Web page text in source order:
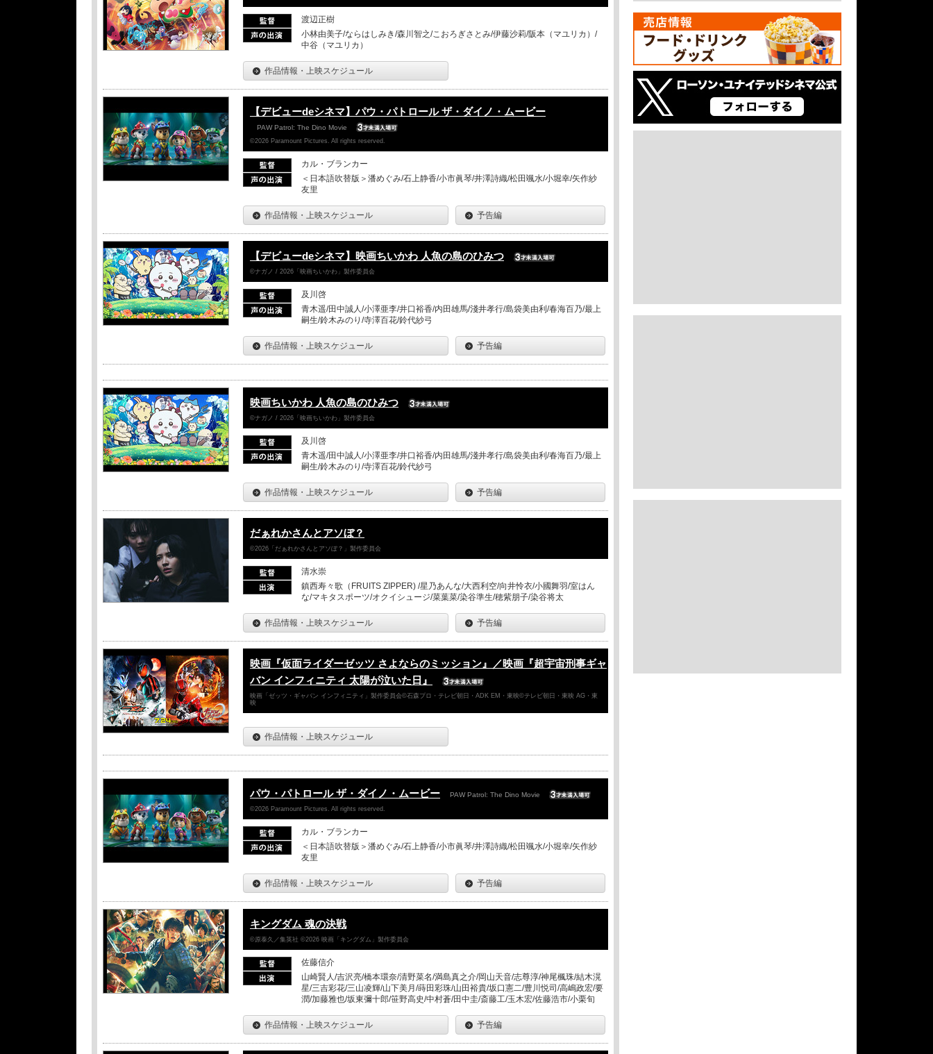
渡辺正樹
小林由美子/ならはしみき/森川智之/こおろぎさとみ/伊藤沙莉/阪本（マユリカ）/
中谷（マユリカ）
作品情報・上映スケジュール
【デビューdeシネマ】パウ・パトロール ザ・ダイノ・ムービー
PAW Patrol: The Dino Movie
©2026 Paramount Pictures. All rights reserved.
カル・ブランカー
＜日本語吹替版＞潘めぐみ/石上静香/小市眞琴/井澤詩織/松田颯水/小堀幸/矢作紗
友里
作品情報・上映スケジュール 予告編
【デビューdeシネマ】映画ちいかわ 人魚の島のひみつ
©ナガノ / 2026「映画ちいかわ」製作委員会
及川啓
青木遥/田中誠人/小澤亜李/井口裕香/内田雄馬/淺井孝行/島袋美由利/春海百乃/最上
嗣生/鈴木みのり/寺澤百花/鈴代紗弓
作品情報・上映スケジュール 予告編
映画ちいかわ 人魚の島のひみつ
©ナガノ / 2026「映画ちいかわ」製作委員会
及川啓
青木遥/田中誠人/小澤亜李/井口裕香/内田雄馬/淺井孝行/島袋美由利/春海百乃/最上
嗣生/鈴木みのり/寺澤百花/鈴代紗弓
作品情報・上映スケジュール 予告編
だぁれかさんとアソぼ？
©2026「だぁれかさんとアソぼ？」製作委員会
清水崇
鎮西寿々歌（FRUITS ZIPPER) /星乃あんな/大西利空/向井怜衣/小國舞羽/室はん
な/マキタスポーツ/オクイシュージ/菜葉菜/染谷準生/穂紫朋子/染谷将太
作品情報・上映スケジュール 予告編
映画『仮面ライダーゼッツ さよならのミッション』／映画『超宇宙刑事ギャ
バン インフィニティ 太陽が泣いた日』
映画「ゼッツ・ギャバン インフィニティ」製作委員会©石森プロ・テレビ朝日・ADK EM・東映©テレビ朝日・東映 AG・東
映
作品情報・上映スケジュール
パウ・パトロール ザ・ダイノ・ムービー PAW Patrol: The Dino Movie
©2026 Paramount Pictures. All rights reserved.
カル・ブランカー
＜日本語吹替版＞潘めぐみ/石上静香/小市眞琴/井澤詩織/松田颯水/小堀幸/矢作紗
友里
作品情報・上映スケジュール 予告編
キングダム 魂の決戦
©原泰久／集英社 ©2026 映画「キングダム」製作委員会
佐藤信介
山崎賢人/吉沢亮/橋本環奈/清野菜名/満島真之介/岡山天音/志尊淳/神尾楓珠/結木滉
星/三吉彩花/三山凌輝/山下美月/蒔田彩珠/山田裕貴/坂口憲二/豊川悦司/高嶋政宏/要
潤/加藤雅也/坂東彌十郎/笹野高史/中村蒼/田中圭/斎藤工/玉木宏/佐藤浩市/小栗旬
作品情報・上映スケジュール 予告編